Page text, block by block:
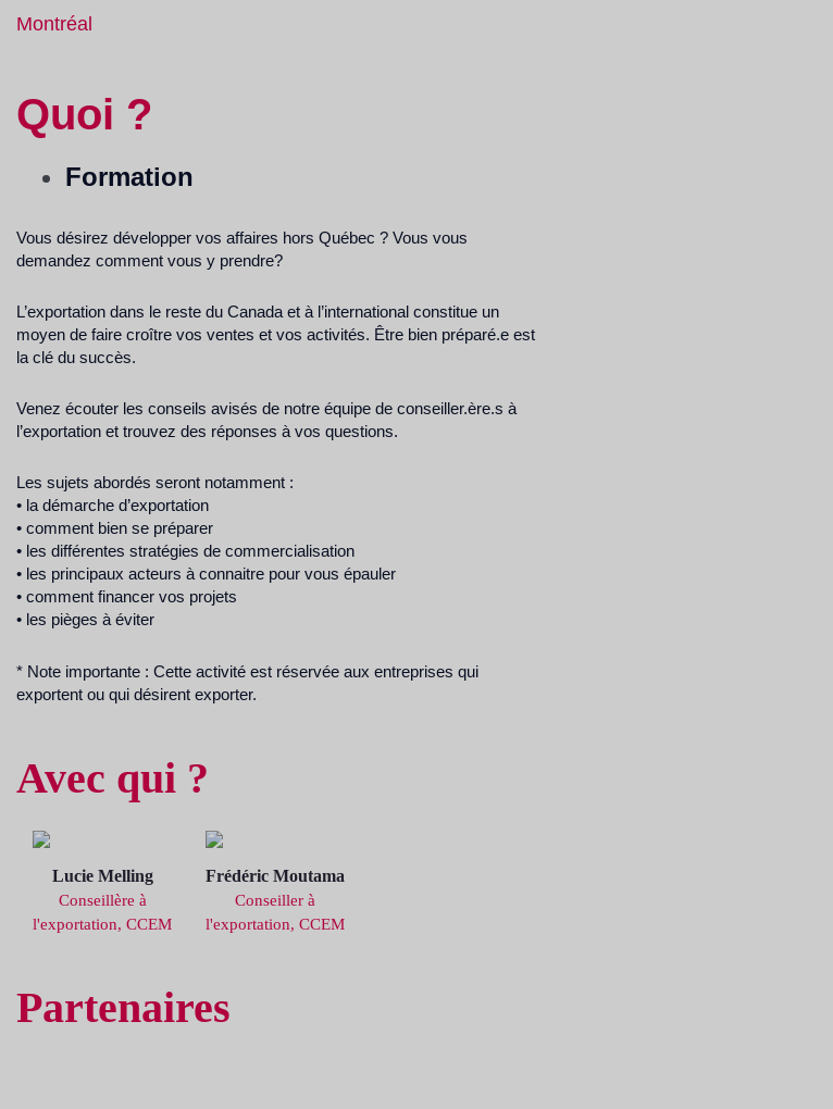
Montréal
Quoi ?
Formation
Vous désirez développer vos affaires hors Québec ? Vous vous
demandez comment vous y prendre?
L’exportation dans le reste du Canada et à l’international constitue un
moyen de faire croître vos ventes et vos activités. Être bien préparé.e est
la clé du succès.
Venez écouter les conseils avisés de notre équipe de conseiller.ère.s à
l’exportation et trouvez des réponses à vos questions.
Les sujets abordés seront notamment :
• la démarche d’exportation
• comment bien se préparer
• les différentes stratégies de commercialisation
• les principaux acteurs à connaitre pour vous épauler
• comment financer vos projets
• les pièges à éviter
* Note importante : Cette activité est réservée aux entreprises qui
exportent ou qui désirent exporter.
Avec qui ?
Lucie Melling
Conseillère à
l'exportation, CCEM
Frédéric Moutama
Conseiller à
l'exportation, CCEM
Partenaires